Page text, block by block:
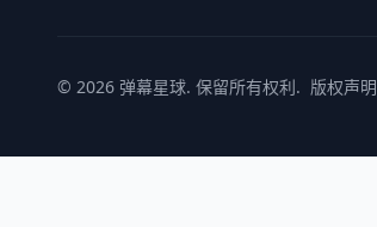
© 2026 弹幕星球. 保留所有权利. 版权声明